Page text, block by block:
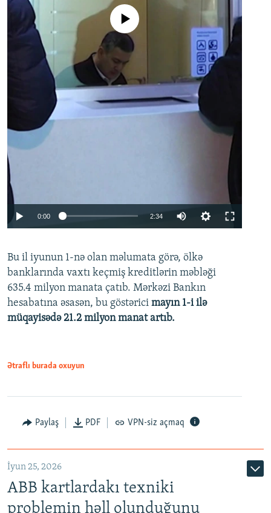
Auto 240p 360p 480p
720p 1080p
No media source currently available
0:00 2:34
360p
480p
720p
Bu il iyunun 1-nə olan məlumata görə, ölkə
banklarında vaxtı keçmiş kreditlərin məbləği
635.4 milyon manata çatıb. Mərkəzi Bankın
hesabatına əsasən, bu göstərici mayın 1-i ilə
müqayisədə 21.2 milyon manat artıb.
Ətraflı burada oxuyun
Paylaş PDF VPN-siz açmaq
İyun 25, 2026
ABB kartlardakı texniki
problemin həll olunduğunu